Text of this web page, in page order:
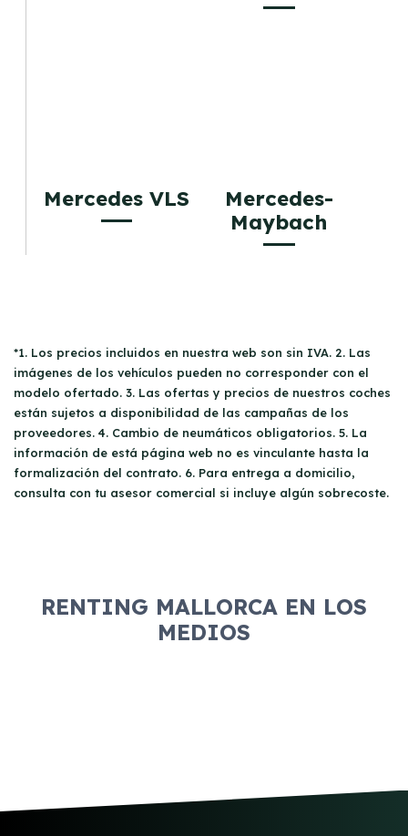
Mercedes VLS
Mercedes-
Maybach
*1. Los precios incluidos en nuestra web son sin IVA. 2. Las
imágenes de los vehículos pueden no corresponder con el
modelo ofertado. 3. Las ofertas y precios de nuestros coches
están sujetos a disponibilidad de las campañas de los
proveedores. 4. Cambio de neumáticos obligatorios. 5. La
información de está página web no es vinculante hasta la
formalización del contrato. 6. Para entrega a domicilio,
consulta con tu asesor comercial si incluye algún sobrecoste.
RENTING MALLORCA EN LOS
MEDIOS